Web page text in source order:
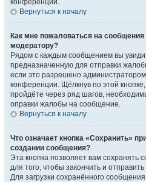
конференции.
Вернуться к началу
Как мне пожаловаться на сообщения
модератору?
Рядом с каждым сообщением вы
предназначенную для отправки
если это разрешено администратором
конференции. Щёлкнув по этой
пройдёте через ряд шагов,
оправки жалобы на сообщение.
Вернуться к началу
Что означает кнопка «Сохранить»
создании сообщения?
Эта кнопка позволяет вам сохранять
для того, чтобы закончить и
Для загрузки сохранённого сообщения